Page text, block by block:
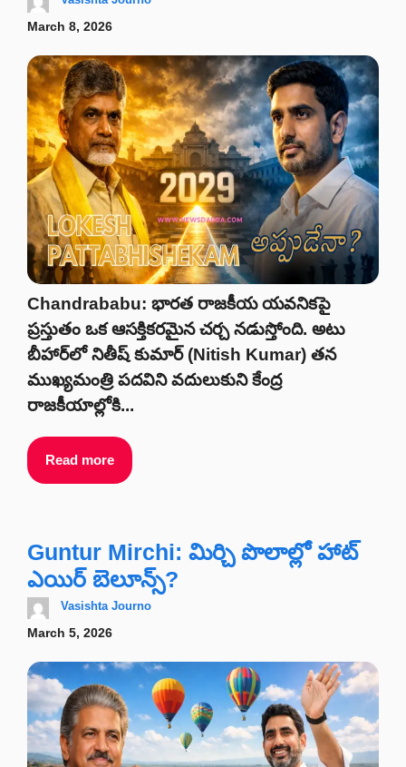
March 8, 2026
Chandrababu: భారత రాజకీయ యవనికపై
ప్రస్తుతం ఒక ఆసక్తికరమైన చర్చ నడుస్తోంది. అటు
బీహార్‌లో నితీష్ కుమార్ (Nitish Kumar) తన
ముఖ్యమంత్రి పదవిని వదులుకుని కేంద్ర
రాజకీయాల్లోకి...
Read more
Guntur Mirchi: మిర్చి పొలాల్లో హాట్
ఎయిర్ బెలూన్స్?
Vasishta Journo
March 5, 2026